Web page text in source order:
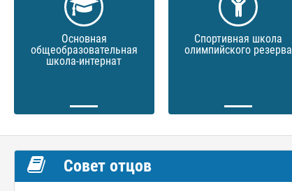
Основная
общеобразовательная
школа-интернат
Спортивная школа
олимпийского резерва
Совет отцов